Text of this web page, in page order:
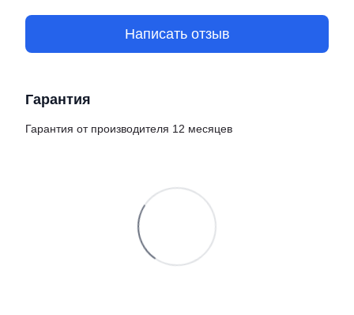
Написать отзыв
Гарантия
Гарантия от производителя 12 месяцев